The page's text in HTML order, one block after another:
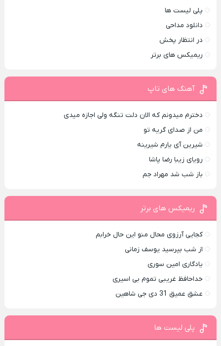
پلی لیست ها
دانلود مداحی
در انتظار پخش
ریمیکس های برتر
آهنگ های تاپ
دخترم میدونم که الان دلت تنگه ولی اجازه میدی
من از صدای گريه تو
شیرین آی یارم شیرینه
رویای زیبا رضا پاشا
باز شب شد مهراد جم
ریمیکس های برتر
کجایی آرزوی محال منو این حال خرابم
از شب بپرسید یوسف زمانی
یادگاری امین سوری
خداحافظ غریبی تموم بی اسیری
عشق عمیق 31 دی جی شاهین
پلی لیست ها